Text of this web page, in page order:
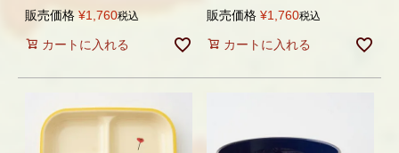
販売価格 ¥1,760税込
カートに入れる
販売価格 ¥1,760税込
カートに入れる